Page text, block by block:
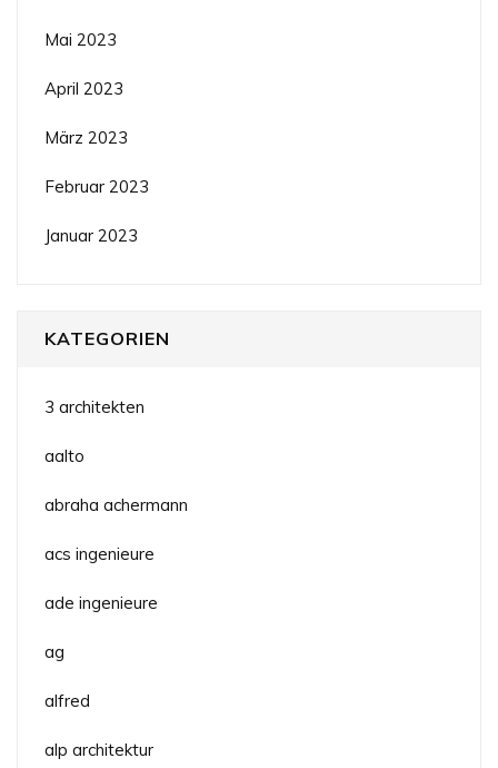
Mai 2023
April 2023
März 2023
Februar 2023
Januar 2023
KATEGORIEN
3 architekten
aalto
abraha achermann
acs ingenieure
ade ingenieure
ag
alfred
alp architektur